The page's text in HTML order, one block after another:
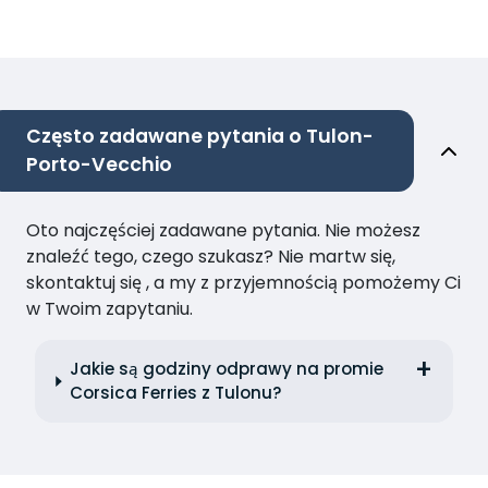
Często zadawane pytania o Tulon-
Porto-Vecchio
Oto najczęściej zadawane pytania. Nie możesz
znaleźć tego, czego szukasz? Nie martw się,
skontaktuj się , a my z przyjemnością pomożemy Ci
w Twoim zapytaniu.
Jakie są godziny odprawy na promie
Corsica Ferries z Tulonu?